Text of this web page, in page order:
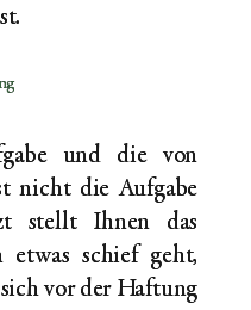
und die von
nicht die Aufgabe
stellt Ihnen das
etwas schief geht,
vor der Haftung